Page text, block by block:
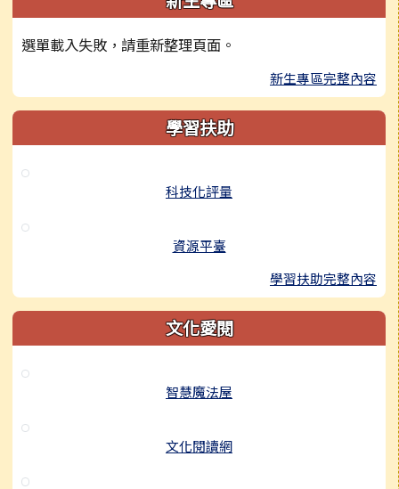
選單載入失敗，請重新整理頁面。
新生專區完整內容
學習扶助
科技化評量
資源平臺
學習扶助完整內容
文化愛閱
智慧魔法屋
文化閱讀網